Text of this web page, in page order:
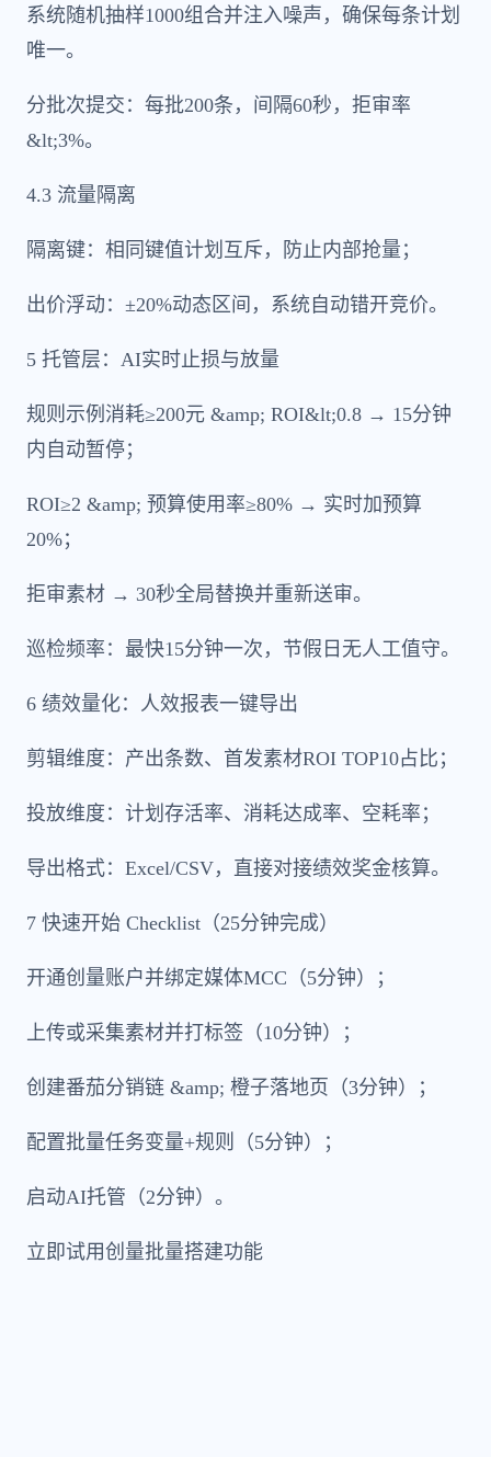
系统随机抽样1000组合并注入噪声，确保每条计划
唯一。
分批次提交：每批200条，间隔60秒，拒审率
&lt;3%。
4.3 流量隔离
隔离键：相同键值计划互斥，防止内部抢量；
出价浮动：±20%动态区间，系统自动错开竞价。
5 托管层：AI实时止损与放量
规则示例消耗≥200元 &amp; ROI&lt;0.8 → 15分钟
内自动暂停；
ROI≥2 &amp; 预算使用率≥80% → 实时加预算
20%；
拒审素材 → 30秒全局替换并重新送审。
巡检频率：最快15分钟一次，节假日无人工值守。
6 绩效量化：人效报表一键导出
剪辑维度：产出条数、首发素材ROI TOP10占比；
投放维度：计划存活率、消耗达成率、空耗率；
导出格式：Excel/CSV，直接对接绩效奖金核算。
7 快速开始 Checklist（25分钟完成）
开通创量账户并绑定媒体MCC（5分钟）；
上传或采集素材并打标签（10分钟）；
创建番茄分销链 &amp; 橙子落地页（3分钟）；
配置批量任务变量+规则（5分钟）；
启动AI托管（2分钟）。
立即试用创量批量搭建功能